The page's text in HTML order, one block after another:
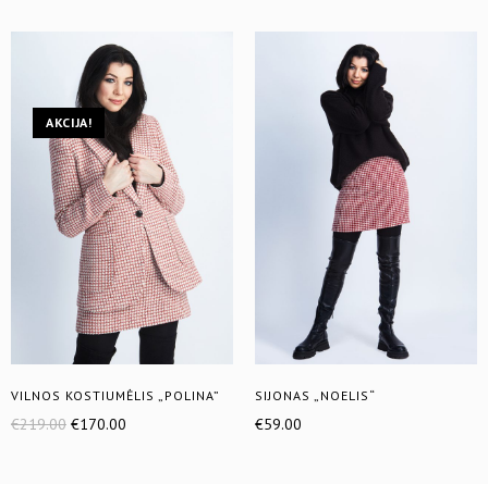
AKCIJA!
VILNOS KOSTIUMĖLIS „POLINA”
€219.00 €170.00
SIJONAS „NOELIS“
€59.00